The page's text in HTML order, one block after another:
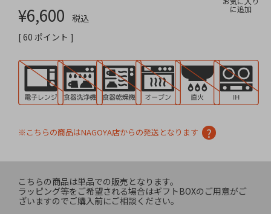
¥6,600
税込
[60 ポイント ]
※こちらの商品はNAGOYA店からの発送となります
こちらの商品は単品での販売となります。
ラッピング等をご希望される場合はギフトBOXのご用意がご
ざいますのでご購入前にご相談ください。